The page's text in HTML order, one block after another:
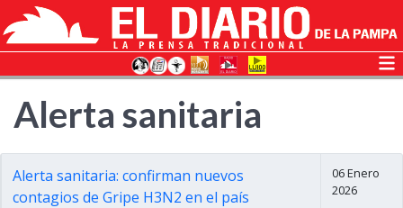
Alerta sanitaria
Alerta sanitaria: confirman nuevos
contagios de Gripe H3N2 en el país
06 Enero
2026